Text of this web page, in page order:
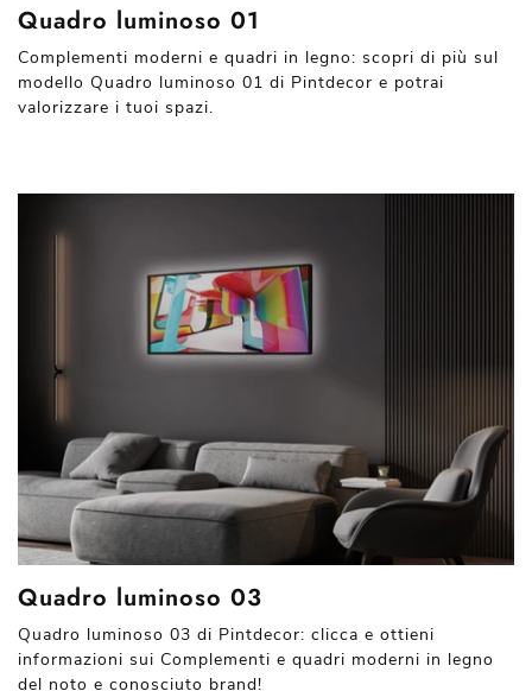
Quadro luminoso 01
Complementi moderni e quadri in legno: scopri di più sul
modello Quadro luminoso 01 di Pintdecor e potrai
valorizzare i tuoi spazi.
Quadro luminoso 03
Quadro luminoso 03 di Pintdecor: clicca e ottieni
informazioni sui Complementi e quadri moderni in legno
del noto e conosciuto brand!